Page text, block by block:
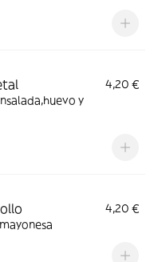
4,20 €
y
4,20 €